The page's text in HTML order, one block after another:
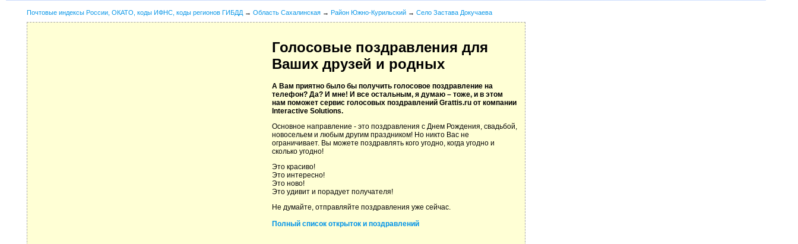
Почтовые индексы России, ОКАТО, коды ИФНС, коды регионов ГИБДД → Область Сахалинская → Район Южно-Курильский → Село Застава Докучаева
Голосовые поздравления для
Ваших друзей и родных
А Вам приятно было бы получить голосовое поздравление на
телефон? Да? И мне! И все остальным, я думаю – тоже, и в этом
нам поможет сервис голосовых поздравлений Grattis.ru от компании
Interactive Solutions.
Основное направление - это поздравления с Днем Рождения, свадьбой,
новосельем и любым другим праздником! Но никто Вас не
ограничивает. Вы можете поздравлять кого угодно, когда угодно и
сколько угодно!
Это красиво!
Это интересно!
Это ново!
Это удивит и порадует получателя!
Не думайте, отправляйте поздравления уже сейчас.
Полный список открыток и поздравлений